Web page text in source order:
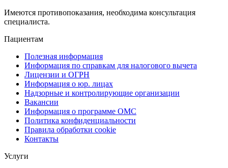
Имеются противопоказания, необходима консультация
специалиста.
Пациентам
Полезная информация
Информация по справкам для налогового вычета
Лицензии и ОГРН
Информация о юр. лицах
Надзорные и контролирующие организации
Вакансии
Информация о программе ОМС
Политика конфиденциальности
Правила обработки cookie
Контакты
Услуги